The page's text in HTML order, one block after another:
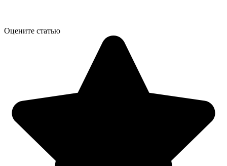
Оцените статью